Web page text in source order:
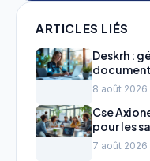
ARTICLES LIÉS
Deskrh :
8 août 2026
Cse
pour les
7 août 2026